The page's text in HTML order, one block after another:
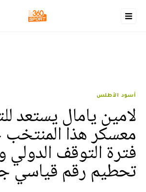
أسود الأطلس
لامين يامال يستعد
معسكر هذا المنتخب
فترة التوقف
تحطيم رقم قياسي